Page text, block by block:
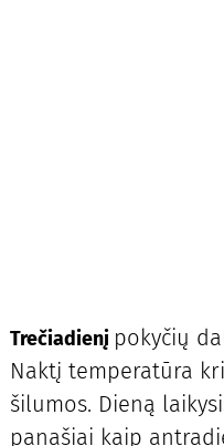
Trečiadienį pokyčių
Naktį temperatūra
šilumos. Dieną
panašiai kaip